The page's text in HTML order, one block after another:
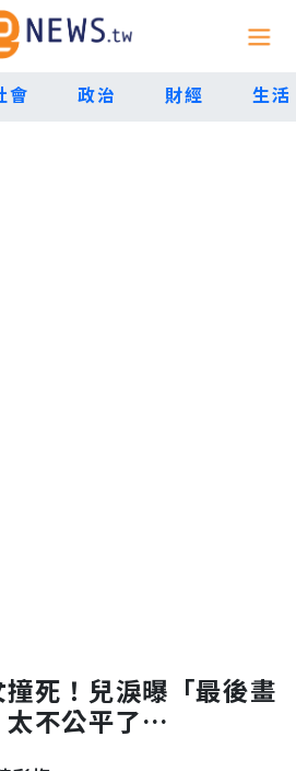
會 政治 財經 生活
死！兒淚曝「最後畫
太不公平了…